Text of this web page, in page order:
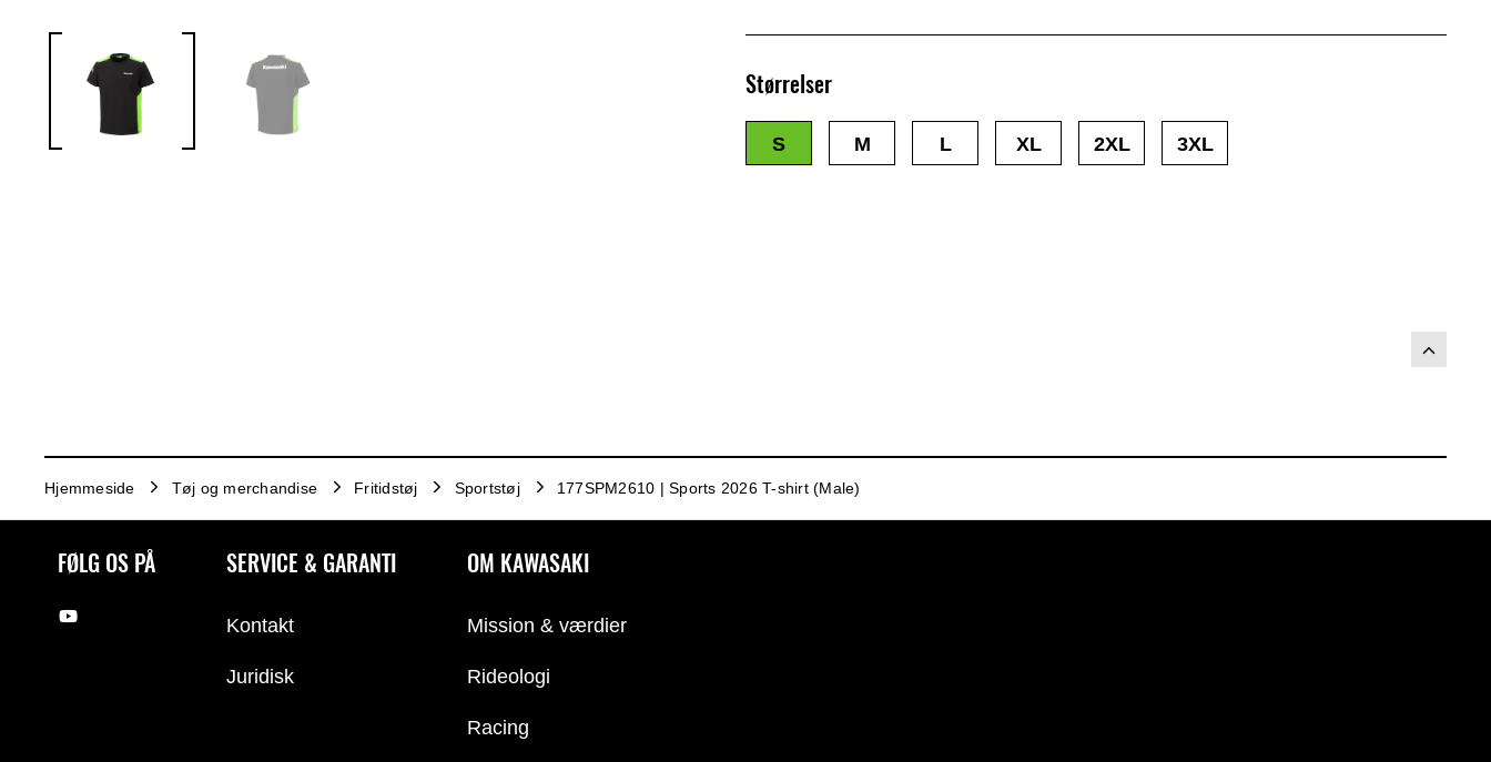
Størrelser
S M L XL 2XL 3XL
Hjemmeside Tøj og merchandise Fritidstøj Sportstøj 177SPM2610 | Sports 2026 T-shirt (Male)
FØLG OS PÅ SERVICE & GARANTI
Kontakt
Juridisk
OM KAWASAKI
Mission & værdier
Rideologi
Racing